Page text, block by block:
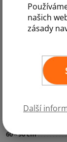
našich
zásady
Další
60×90 cm